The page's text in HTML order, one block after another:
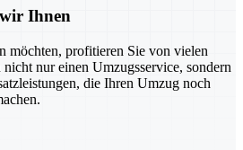
Ihnen
möchten, profitieren Sie von vielen
nur einen Umzugsservice, sondern
die Ihren Umzug noch